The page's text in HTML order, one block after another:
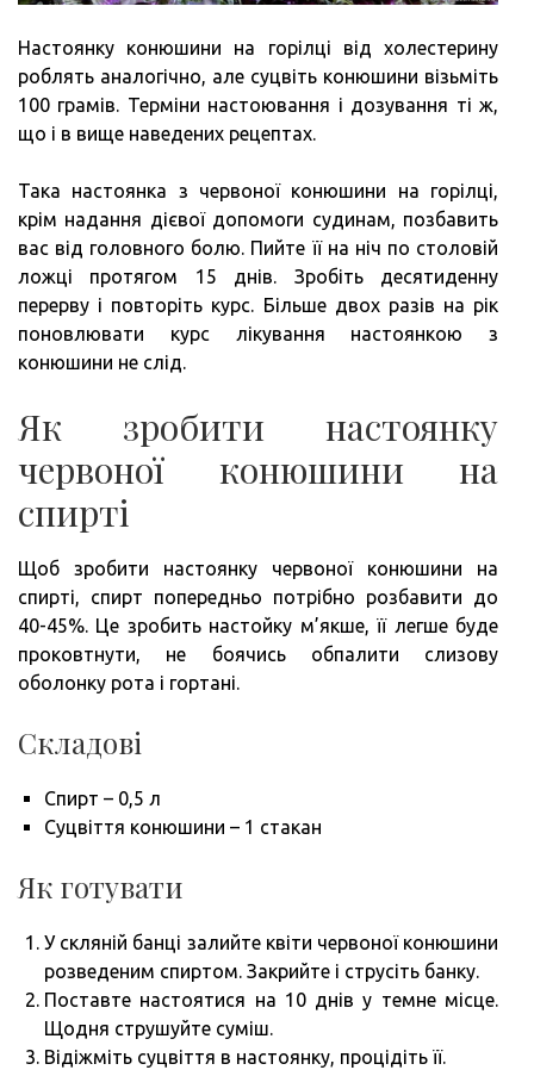
Настоянку конюшини на горілці від холестерину
роблять аналогічно, але суцвіть конюшини візьміть
100 грамів. Терміни настоювання і дозування ті ж,
що і в вище наведених рецептах.
Така настоянка з червоної конюшини на горілці,
крім надання дієвої допомоги судинам, позбавить
вас від головного болю. Пийте її на ніч по столовій
ложці протягом 15 днів. Зробіть десятиденну
перерву і повторіть курс. Більше двох разів на рік
поновлювати курс лікування настоянкою з
конюшини не слід.
Як зробити настоянку
червоної конюшини на
спирті
Щоб зробити настоянку червоної конюшини на
спирті, спирт попередньо потрібно розбавити до
40-45%. Це зробить настойку м’якше, її легше буде
проковтнути, не боячись обпалити слизову
оболонку рота і гортані.
Складові
Спирт – 0,5 л
Суцвіття конюшини – 1 стакан
Як готувати
У скляній банці залийте квіти червоної конюшини
розведеним спиртом. Закрийте і струсіть банку.
Поставте настоятися на 10 днів у темне місце.
Щодня струшуйте суміш.
Відіжміть суцвіття в настоянку, процідіть її.